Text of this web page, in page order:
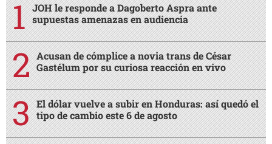
JOH le responde a Dagoberto Aspra ante
supuestas amenazas en audiencia
Acusan de cómplice a novia trans de César
Gastélum por su curiosa reacción en vivo
El dólar vuelve a subir en Honduras: así quedó el
tipo de cambio este 6 de agosto